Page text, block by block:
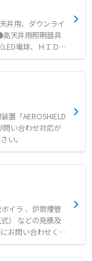
井用、ダウンライ
天井用照明器具
電球、ＨＩＤラ
可能です。 お気
置「AEROSHIELD
問い合わせ対応が
い。
イラ 、炉筒煙管
） などの見積及
お問い合わせくだ